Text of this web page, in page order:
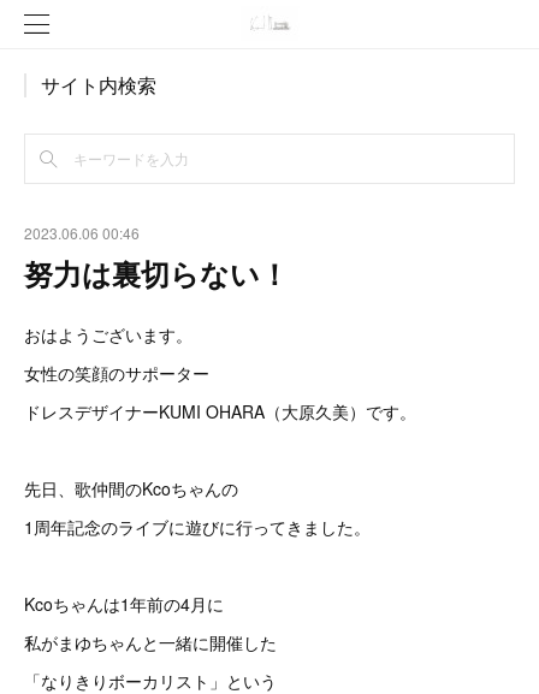
サイト内検索
2023.06.06 00:46
努力は裏切らない！
おはようございます。
女性の笑顔のサポーター
ドレスデザイナーKUMI OHARA（大原久美）です。
先日、歌仲間のKcoちゃんの
1周年記念のライブに遊びに行ってきました。
Kcoちゃんは1年前の4月に
私がまゆちゃんと一緒に開催した
「なりきりボーカリスト」という